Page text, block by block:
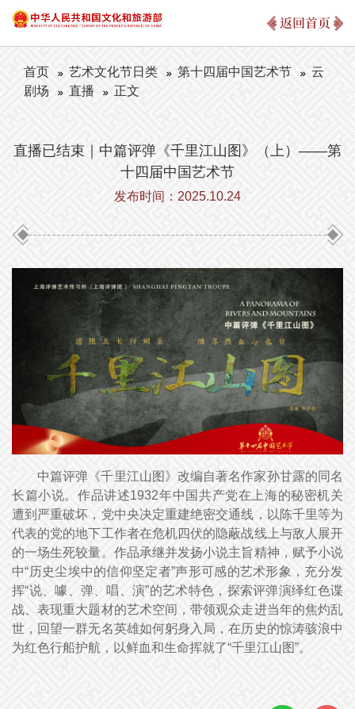
返回首页
首页 艺术文化节日类 第十四届中国艺术节
云
剧场
直播 正文
直播已结束｜中篇评弹《千里江山图》（上）——第
十四届中国艺术节
发布时间：2025.10.24
中篇评弹《千里江山图》改编自著名作家孙甘露的同名
长篇小说。作品讲述1932年中国共产党在上海的秘密机关
遭到严重破坏，党中央决定重建绝密交通线，以陈千里等为
代表的党的地下工作者在危机四伏的隐蔽战线上与敌人展开
的一场生死较量。作品承继并发扬小说主旨精神，赋予小说
中“历史尘埃中的信仰坚定者”声形可感的艺术形象，充分发
挥“说、噱、弹、唱、演”的艺术特色，探索评弹演绎红色谍
战、表现重大题材的艺术空间，带领观众走进当年的焦灼乱
世，回望一群无名英雄如何躬身入局，在历史的惊涛骇浪中
为红色行船护航，以鲜血和生命挥就了“千里江山图”。